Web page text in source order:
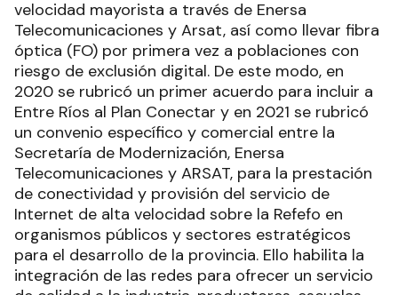
velocidad mayorista a través de Enersa
Telecomunicaciones y Arsat, así como llevar fibra
óptica (FO) por primera vez a poblaciones con
riesgo de exclusión digital. De este modo, en
2020 se rubricó un primer acuerdo para incluir a
Entre Ríos al Plan Conectar y en 2021 se rubricó
un convenio específico y comercial entre la
Secretaría de Modernización, Enersa
Telecomunicaciones y ARSAT, para la prestación
de conectividad y provisión del servicio de
Internet de alta velocidad sobre la Refefo en
organismos públicos y sectores estratégicos
para el desarrollo de la provincia. Ello habilita la
integración de las redes para ofrecer un servicio